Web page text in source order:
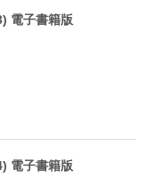
電子書籍版
電子書籍版